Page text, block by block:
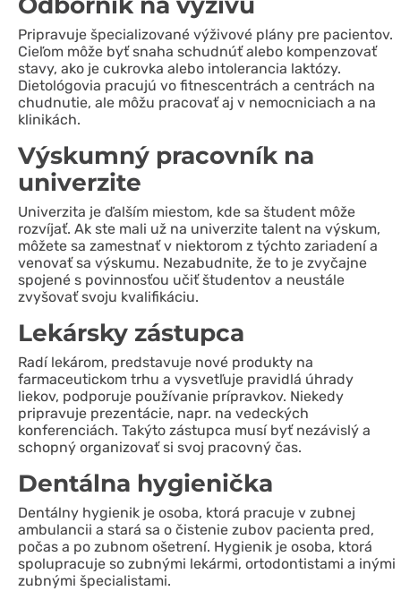
Pripravuje špecializované výživové plány pre pacientov.
Cieľom môže byť snaha schudnúť alebo kompenzovať
stavy, ako je cukrovka alebo intolerancia laktózy.
Dietológovia pracujú vo fitnescentrách a centrách na
chudnutie, ale môžu pracovať aj v nemocniciach a na
klinikách.
Výskumný pracovník na
univerzite
Univerzita je ďalším miestom, kde sa študent môže
rozvíjať. Ak ste mali už na univerzite talent na výskum,
môžete sa zamestnať v niektorom z týchto zariadení a
venovať sa výskumu. Nezabudnite, že to je zvyčajne
spojené s povinnosťou učiť študentov a neustále
zvyšovať svoju kvalifikáciu.
Lekársky zástupca
Radí lekárom, predstavuje nové produkty na
farmaceutickom trhu a vysvetľuje pravidlá úhrady
liekov, podporuje používanie prípravkov. Niekedy
pripravuje prezentácie, napr. na vedeckých
konferenciách. Takýto zástupca musí byť nezávislý a
schopný organizovať si svoj pracovný čas.
Dentálna hygienička
Dentálny hygienik je osoba, ktorá pracuje v zubnej
ambulancii a stará sa o čistenie zubov pacienta pred,
počas a po zubnom ošetrení. Hygienik je osoba, ktorá
spolupracuje so zubnými lekármi, ortodontistami a inými
zubnými špecialistami.